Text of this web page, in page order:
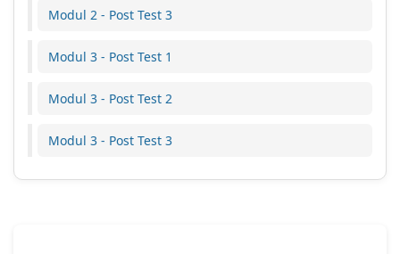
Modul 2 - Post Test 3
Modul 3 - Post Test 1
Modul 3 - Post Test 2
Modul 3 - Post Test 3